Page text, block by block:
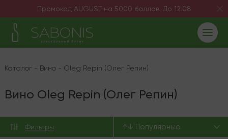
Промокод AUGUST на 5000 баллов. До 12.08
Каталог - Вино- Oleg Repin (Олег Репин)
Вино Oleg Repin (Олег Репин)
Фильтры ↑↓ Популярные